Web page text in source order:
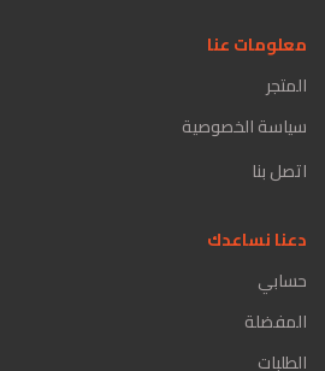
معلومات عنا
المتجر
سياسة الخصوصية
اتصل بنا
دعنا نساعدك
حسابي
المفضلة
الطلبات